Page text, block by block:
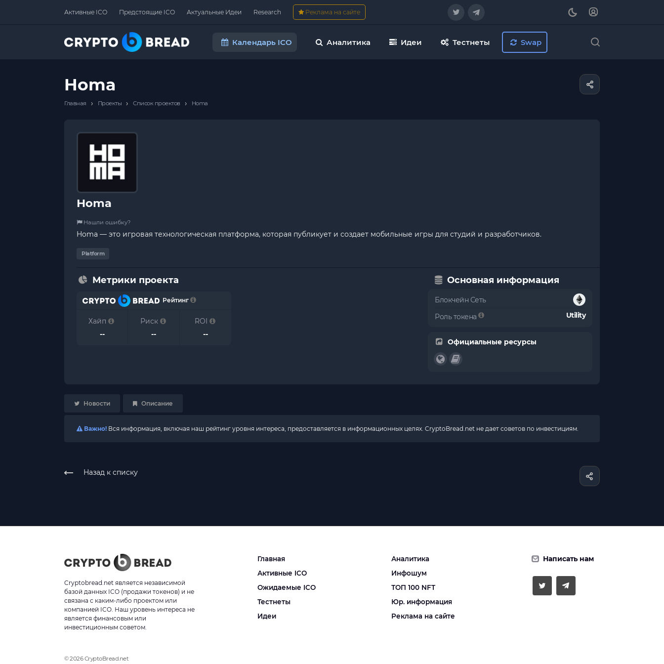
Активные ICO Предстоящие ICO Актуальные Идеи Research Реклама на сайте
Календарь ICO Аналитика Идеи Тестнеты Swap
Homa
Главная › Проекты › Список проектов › Homa
Homa
Нашли ошибку?
Homa — это игровая технологическая платформа, которая публикует и создает мобильные игры для студий и разработчиков.
Platform
Метрики проекта
Рейтинг
Хайп
--
Риск
--
ROI
--
Основная информация
Блокчейн Сеть
Роль токена
Utility
Официальные ресурсы
Новости Описание
Важно! Вся информация, включая наш рейтинг уровня интереса, предоставляется в информационных целях. CryptoBread.net не дает советов по инвестициям.
Назад к списку
Cryptobread.net является независимой
базой данных ICO (продажи токенов) и не
связана с каким-либо проектом или
компанией ICO. Наш уровень интереса не
является финансовым или
инвестиционным советом.
Главная
Активные ICO
Ожидаемые ICO
Тестнеты
Идеи
Аналитика
Инфошум
ТОП 100 NFT
Юр. информация
Реклама на сайте
Написать нам
© 2026 CryptoBread.net